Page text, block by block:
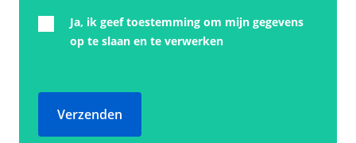
Ja, ik geef toestemming om mijn gegevens
op te slaan en te verwerken
Verzenden